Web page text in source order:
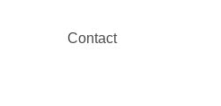
Contact